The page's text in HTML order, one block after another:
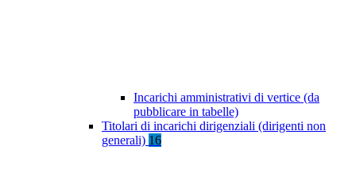
Incarichi amministrativi di vertice (da
pubblicare in tabelle)
Titolari di incarichi dirigenziali (dirigenti non
generali) 16